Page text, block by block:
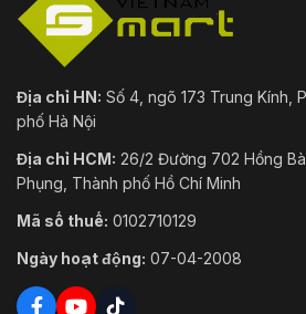
5 mm 60 m
9 mm
13 mm 156 m
19 mm
25 mm 300 m
35 mm
Địa chỉ HN: Số 4, ngõ 173 Trung Kính,
phố Hà Nội
Địa chỉ HCM: 26/2 Đường 702 Hồng
Phụng, Thành phố Hồ Chí Minh
Mã số thuế: 0102710129
Ngày hoạt động: 07-04-2008